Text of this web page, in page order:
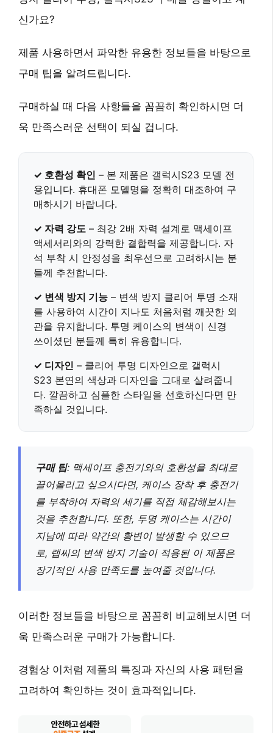
신가요?
제품 사용하면서 파악한 유용한 정보들을 바탕으로
구매 팁을 알려드립니다.
구매하실 때 다음 사항들을 꼼꼼히 확인하시면 더
욱 만족스러운 선택이 되실 겁니다.
✓ 호환성 확인 – 본 제품은 갤럭시S23 모델 전
용입니다. 휴대폰 모델명을 정확히 대조하여 구
매하시기 바랍니다.
✓ 자력 강도 – 최강 2배 자력 설계로 맥세이프
액세서리와의 강력한 결합력을 제공합니다. 자
석 부착 시 안정성을 최우선으로 고려하시는 분
들께 추천합니다.
✓ 변색 방지 기능 – 변색 방지 클리어 투명 소재
를 사용하여 시간이 지나도 처음처럼 깨끗한 외
관을 유지합니다. 투명 케이스의 변색이 신경
쓰이셨던 분들께 특히 유용합니다.
✓ 디자인 – 클리어 투명 디자인으로 갤럭시
S23 본연의 색상과 디자인을 그대로 살려줍니
다. 깔끔하고 심플한 스타일을 선호하신다면 만
족하실 것입니다.
구매 팁: 맥세이프 충전기와의 호환성을 최대로
끌어올리고 싶으시다면, 케이스 장착 후 충전기
를 부착하여 자력의 세기를 직접 체감해보시는
것을 추천합니다. 또한, 투명 케이스는 시간이
지남에 따라 약간의 황변이 발생할 수 있으므
로, 랩씨의 변색 방지 기술이 적용된 이 제품은
장기적인 사용 만족도를 높여줄 것입니다.
이러한 정보들을 바탕으로 꼼꼼히 비교해보시면 더
욱 만족스러운 구매가 가능합니다.
경험상 이처럼 제품의 특징과 자신의 사용 패턴을
고려하여 확인하는 것이 효과적입니다.